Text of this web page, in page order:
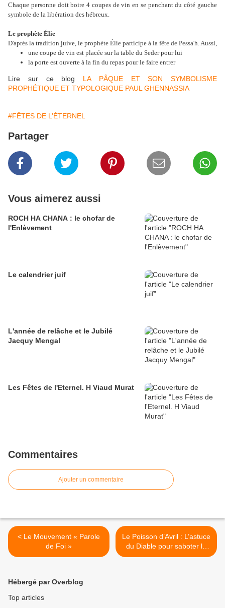
Chaque personne doit boire 4 coupes de vin en se penchant du côté gauche
symbole de la libération des hébreux.
Le prophète Élie
D'après la tradition juive, le prophète Élie participe à la fête de Pessa'h. Aussi,
une coupe de vin est placée sur la table du Seder pour lui
la porte est ouverte à la fin du repas pour le faire entrer
Lire sur ce blog LA PÂQUE ET SON SYMBOLISME
PROPHÉTIQUE ET TYPOLOGIQUE PAUL GHENNASSIA
#FÊTES DE L’ÉTERNEL
Partager
Vous aimerez aussi
ROCH HA CHANA : le chofar de
l'Enlèvement
Le calendrier juif
L'année de relâche et le Jubilé
Jacquy Mengal
Les Fêtes de l'Eternel. H Viaud Murat
Commentaires
Ajouter un commentaire
< Le Mouvement « Parole
de Foi »
Le Poisson d’Avril : L’astuce
du Diable pour saboter la
fête des pains sans levain >
Hébergé par Overblog
Top articles